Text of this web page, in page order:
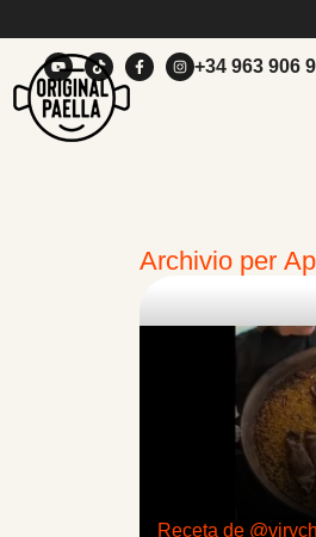
+34 963 906
Archivio per
Receta de